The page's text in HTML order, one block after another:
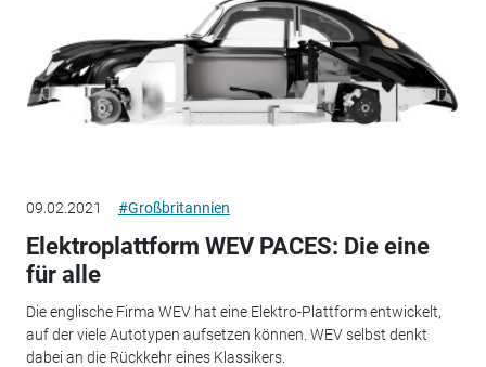
09.02.2021 #Großbritannien
Elektroplattform WEV PACES: Die eine
für alle
Die englische Firma WEV hat eine Elektro-Plattform entwickelt,
auf der viele Autotypen aufsetzen können. WEV selbst denkt
dabei an die Rückkehr eines Klassikers.